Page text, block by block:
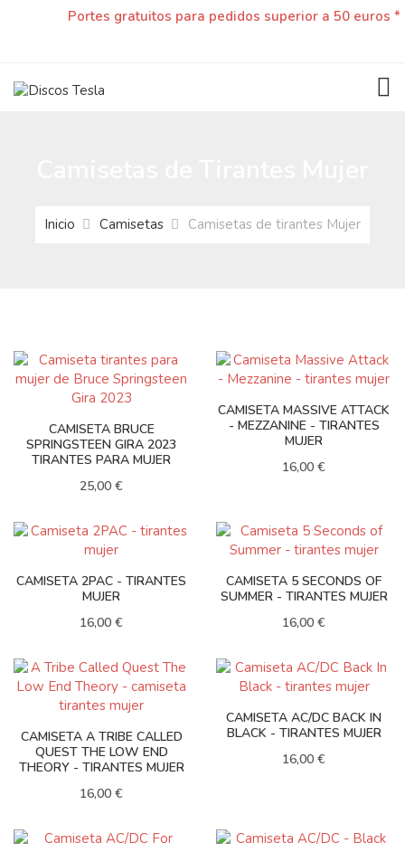
Portes gratuitos para pedidos superior a 50 euros *
Inicio Camisetas Camisetas de tirantes Mujer
CAMISETA BRUCE
SPRINGSTEEN GIRA 2023
TIRANTES PARA MUJER
25,00 €
CAMISETA MASSIVE ATTACK
- MEZZANINE - TIRANTES
MUJER
16,00 €
CAMISETA 2PAC - TIRANTES
MUJER
16,00 €
CAMISETA 5 SECONDS OF
SUMMER - TIRANTES MUJER
16,00 €
CAMISETA A TRIBE CALLED
QUEST THE LOW END
THEORY - TIRANTES MUJER
16,00 €
CAMISETA AC/DC BACK IN
BLACK - TIRANTES MUJER
16,00 €